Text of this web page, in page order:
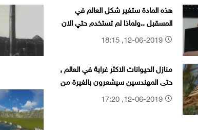
هذه المادة ستغير شكل العالم في
المسقبل ..ولماذا لم تستخدم حتي الان
بالرغم من توافرها في كل منزل!!!
منازل الحيوانات الاكثر غرابة في العالم ,
حتى المهندسين سيشعرون بالغيرة من
هذه الطيور